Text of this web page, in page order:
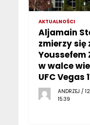
AKTUALNOŚCI
Aljamain
zmierzy się
Youssefem
w walce
UFC Vegas
ANDRZEJ /
15:39